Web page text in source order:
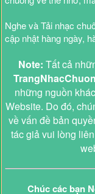
Nghe và Tải nhạc
cập nhật hàng ngày,
Note: Tất cả
những nguồn
Website. Do đó,
về vấn đề bản
tác giả vui lòng
Chúc các bạn